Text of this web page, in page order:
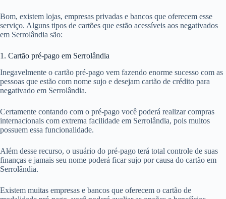
Bom, existem lojas, empresas privadas e bancos que oferecem esse
serviço. Alguns tipos de cartões que estão acessíveis aos negativados
em Serrolândia são:
1. Cartão pré-pago em Serrolândia
Inegavelmente o cartão pré-pago vem fazendo enorme sucesso com as
pessoas que estão com nome sujo e desejam cartão de crédito para
negativado em Serrolândia.
Certamente contando com o pré-pago você poderá realizar compras
internacionais com extrema facilidade em Serrolândia, pois muitos
possuem essa funcionalidade.
Além desse recurso, o usuário do pré-pago terá total controle de suas
finanças e jamais seu nome poderá ficar sujo por causa do cartão em
Serrolândia.
Existem muitas empresas e bancos que oferecem o cartão de